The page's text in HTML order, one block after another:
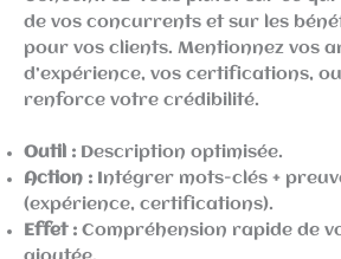
de vos concurrents et sur les
pour vos clients. Mentionnez vos
d’expérience, vos certifications,
renforce votre crédibilité.
Outil : Description optimisée.
Action : Intégrer mots-clés +
(expérience, certifications).
Effet : Compréhension rapide de